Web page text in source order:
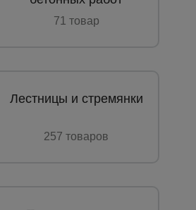
71 товар
Лестницы и стремянки
257 товаров